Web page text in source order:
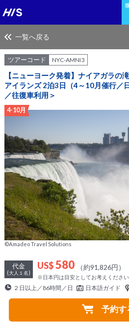
一覧へ戻る
ツアーコード NYC-AMNI3
【ニューヨーク発着】ナイアガラの
アイランズ 2泊3日（4～10月催行／
／往復車利用＞
4-10月
©Amadeo Travel Solutions
代金
(大人１名)
US$580 （約91,826円）
※日本円は目安としてお考えください
２日以上／86時間／日 日本語ガイド
予約す